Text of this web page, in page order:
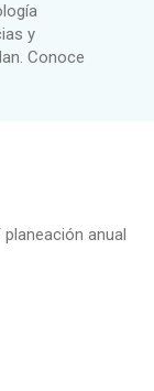
y
Conoce
anual